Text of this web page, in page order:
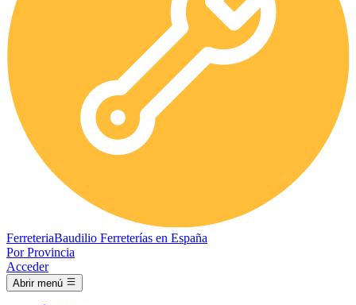
FerreteriaBaudilio Ferreterías en España
Por Provincia
Acceder
Abrir menú